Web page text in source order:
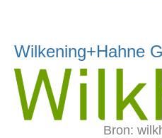
Wilkening+Hahne
Bron: